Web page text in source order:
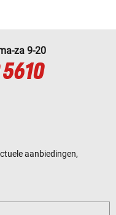
za 9-20
aanbiedingen,